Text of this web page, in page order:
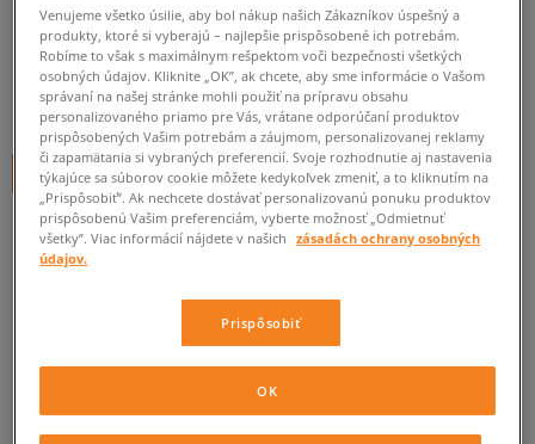
pánske, tričká
0.0(0)
9,95€ cena s DPH
+ 10 BODOV VSIZEERCLUBE
Informujte ma o dostupnosti
Ak bude položka opäť dostupná, dostanete od nás oznámenie.
Vyberte veľkosť
Informovať o
ZISTIŤ DOSTUPNOSŤ V NAŠICH KAMENNÝCH PREDAJNIACH
Venujeme všetko úsilie, aby bol nákup našich Zákazníkov úspešný a
produkty, ktoré si vyberajú – najlepšie prispôsobené ich potrebám.
Robíme to však s maximálnym rešpektom voči bezpečnosti všetkých
osobných údajov. Kliknite „OK”, ak chcete, aby sme informácie o Vašom
správaní na našej stránke mohli použiť na prípravu obsahu
personalizovaného priamo pre Vás, vrátane odporúčaní produktov
prispôsobených Vašim potrebám a záujmom, personalizovanej reklamy
či zapamätania si vybraných preferencií. Svoje rozhodnutie aj nastavenia
týkajúce sa súborov cookie môžete kedykoľvek zmeniť, a to kliknutím na
„Prispôsobiť”. Ak nechcete dostávať personalizovanú ponuku produktov
prispôsobenú Vašim preferenciám, vyberte možnosť „Odmietnuť
všetky”. Viac informácií nájdete v našich
zásadách ochrany osobných
údajov.
Prispôsobiť
OK